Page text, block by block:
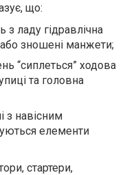
що:
з ладу гідравлічна
зношені манжети;
“сиплеться” ходова
та головна
з навісним
елементи
стартери,